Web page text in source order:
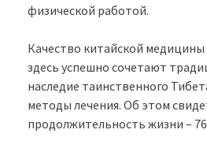
физической работой.
Качество китайской
здесь успешно сочетают
наследие таинственного
методы лечения. Об этом
продолжительность жизни –